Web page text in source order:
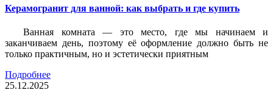
Керамогранит для ванной: как выбрать и где купить
Ванная комната — это место, где мы начинаем и
заканчиваем день, поэтому её оформление должно быть не
только практичным, но и эстетически приятным
Подробнее
25.12.2025